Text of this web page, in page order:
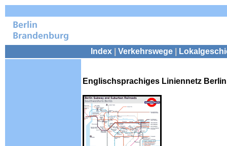
Index Verkehrswege
Englischsprachiges Liniennetz Berlin